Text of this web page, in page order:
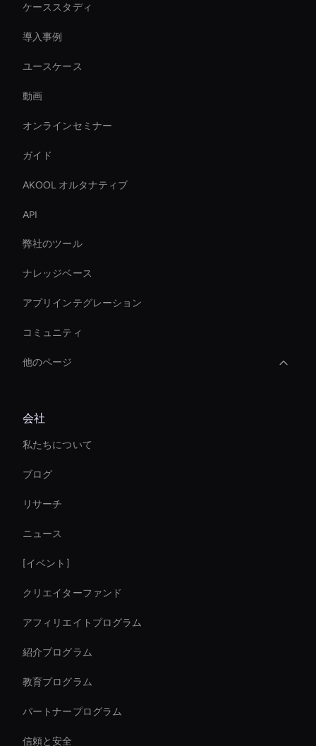
ケーススタディ
導入事例
ユースケース
動画
オンラインセミナー
ガイド
AKOOL オルタナティブ
API
弊社のツール
ナレッジベース
アプリインテグレーション
コミュニティ
他のページ
Live Avatar For Streaming
AI ビデオアスペクト比
Virtual Assistant For Business
Ai Avatar For Corporate
Ai Avatar For Education
AI トレーニング動画の作成
Agentic Ai Avatar
会社
私たちについて
ブログ
リサーチ
ニュース
[イベント]
クリエイターファンド
アフィリエイトプログラム
紹介プログラム
教育プログラム
パートナープログラム
信頼と安全